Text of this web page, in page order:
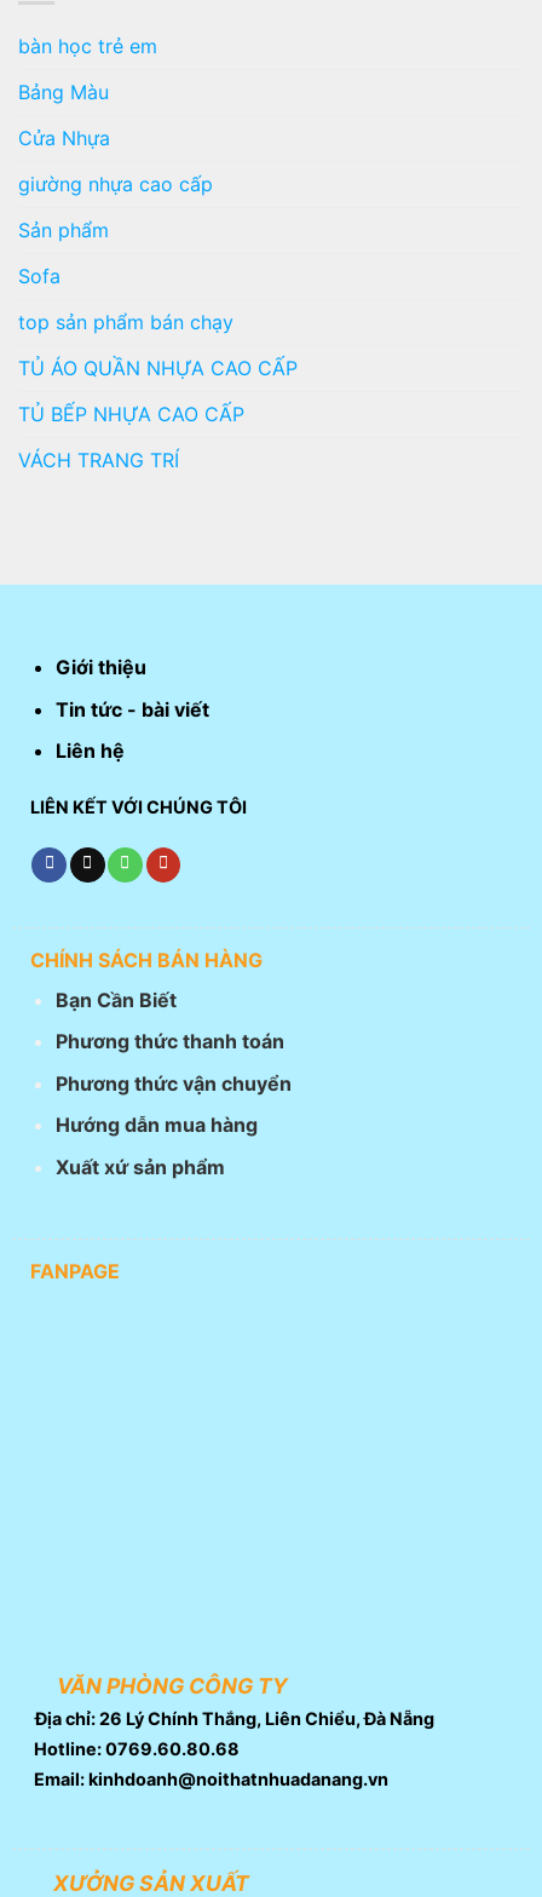
bàn học trẻ em
Bảng Màu
Cửa Nhựa
giường nhựa cao cấp
Sản phẩm
Sofa
top sản phẩm bán chạy
TỦ ÁO QUẦN NHỰA CAO CẤP
TỦ BẾP NHỰA CAO CẤP
VÁCH TRANG TRÍ
Giới thiệu
Tin tức - bài viết
Liên hệ
LIÊN KẾT VỚI CHÚNG TÔI
CHÍNH SÁCH BÁN HÀNG
Bạn Cần Biết
Phương thức thanh toán
Phương thức vận chuyển
Hướng dẫn mua hàng
Xuất xứ sản phẩm
FANPAGE
VĂN PHÒNG CÔNG TY
Địa chỉ: 26 Lý Chính Thắng, Liên Chiểu, Đà Nẵng
Hotline: 0769.60.80.68
Email: kinhdoanh@noithatnhuadanang.vn
XƯỞNG SẢN XUẤT